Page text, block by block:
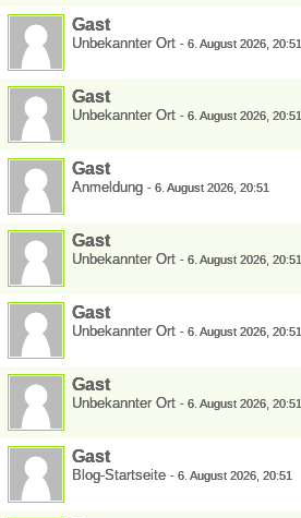
Gast
Unbekannter Ort - 6. August 2026, 20:51
Gast
Unbekannter Ort - 6. August 2026, 20:51
Gast
Anmeldung - 6. August 2026, 20:51
Gast
Unbekannter Ort - 6. August 2026, 20:51
Gast
Unbekannter Ort - 6. August 2026, 20:51
Gast
Unbekannter Ort - 6. August 2026, 20:51
Gast
Blog-Startseite - 6. August 2026, 20:51